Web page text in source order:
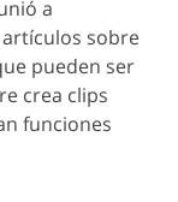
a
artículos sobre
pueden ser
crea clips
funciones